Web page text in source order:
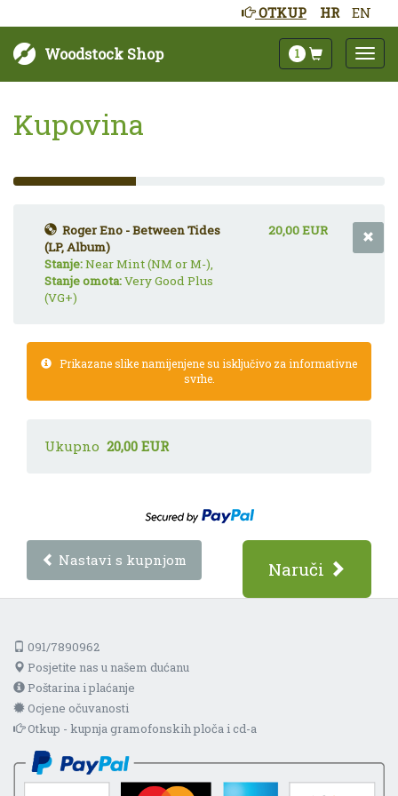
HR EN
OTKUP
Woodstock Shop 1
Kupovina
33%
Complete
Roger Eno - Between Tides
(LP, Album)
Stanje:Near Mint (NM or M-),
Stanje omota:Very Good Plus
(VG+)
20,00 EUR
Prikazane slike namijenjene su isključivo za informativne
svrhe.
Ukupno 20,00 EUR
Nastavi s kupnjom Naruči
091/7890962
Posjetite nas u našem dućanu
Poštarina i plaćanje
Ocjene očuvanosti
Otkup - kupnja gramofonskih ploča i cd-a